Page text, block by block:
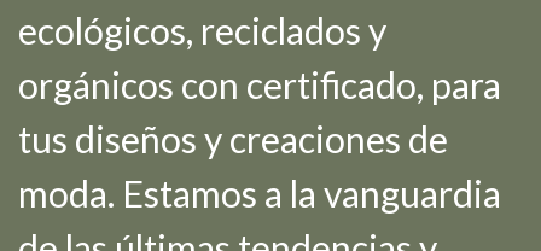
ecológicos, reciclados y
orgánicos con certificado, para
tus diseños y creaciones de
moda. Estamos a la vanguardia